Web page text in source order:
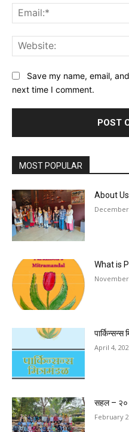
Save my name, email,
next time I comment.
MOST POPULAR
About Us
December
What is
November
April 4,
सहल – २०
February